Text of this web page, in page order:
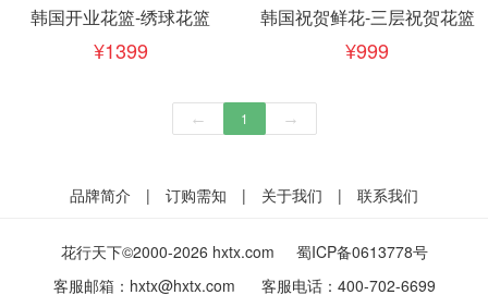
韩国开业花篮-绣球花篮
1399
韩国祝贺鲜花-三层祝贺花篮
999
← 1 →
品牌简介 | 订购需知 | 关于我们 | 联系我们
花行天下©2000-2026 hxtx.com
蜀ICP备0613778号
客服邮箱： hxtx@hxtx.com 客服电话： 400-702-6699